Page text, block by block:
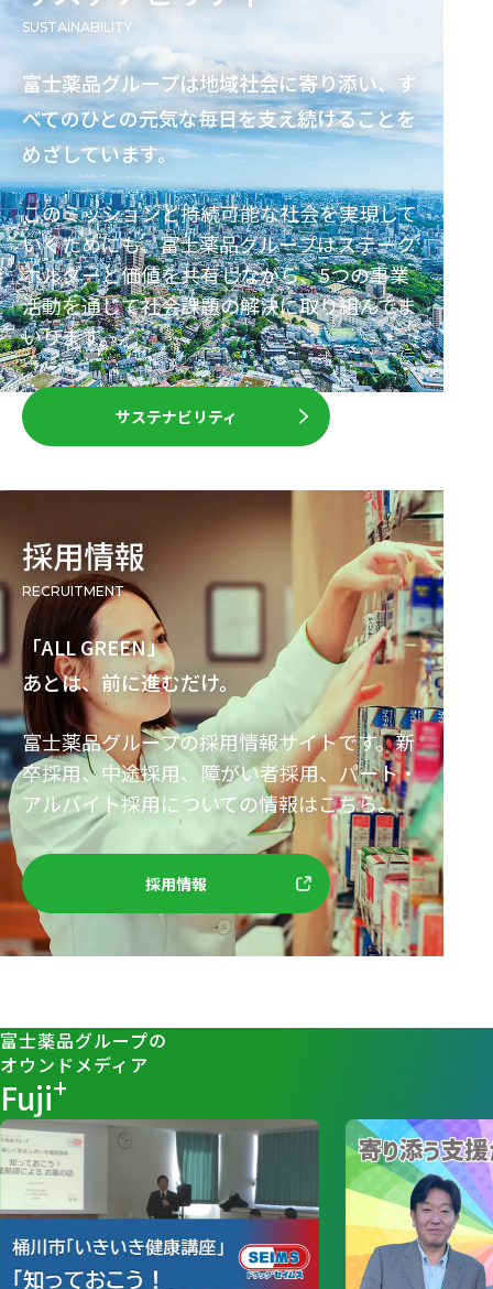
sustainability
富士薬品グループは地域社会に寄り添い、す
べてのひとの元気な毎日を支え続けることを
めざしています。
このミッションと持続可能な社会を実現して
いくためにも、富士薬品グループはステーク
ホルダーと価値を共有しながら、5つの事業
活動を通じて社会課題の解決に取り組んでま
いります。
サステナビリティ
採用情報
recruitment
「ALL GREEN」
あとは、前に進むだけ。
富士薬品グループの採用情報サイトです。新
卒採用、中途採用、障がい者採用、パート・
アルバイト採用についての情報はこちら。
採用情報
富士薬品グループの
オウンドメディア
Fuji+